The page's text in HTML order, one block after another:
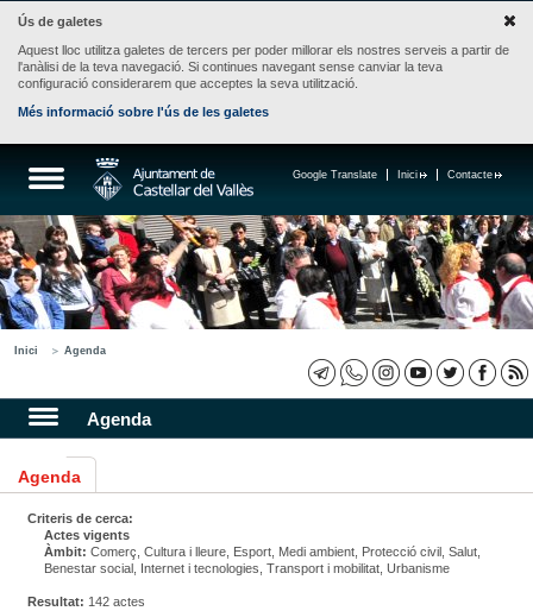
Ús de galetes
Aquest lloc utilitza galetes de tercers per poder millorar els nostres serveis a partir de
l'anàlisi de la teva navegació. Si continues navegant sense canviar la teva
configuració considerarem que acceptes la seva utilització.
Més informació sobre l'ús de les galetes
Contacte
Inici
Google Translate
Inici Agenda
Agenda
Agenda
Criteris de cerca:
Actes vigents
Àmbit: Comerç, Cultura i lleure, Esport, Medi ambient, Protecció civil, Salut,
Benestar social, Internet i tecnologies, Transport i mobilitat, Urbanisme
Resultat: 142 actes